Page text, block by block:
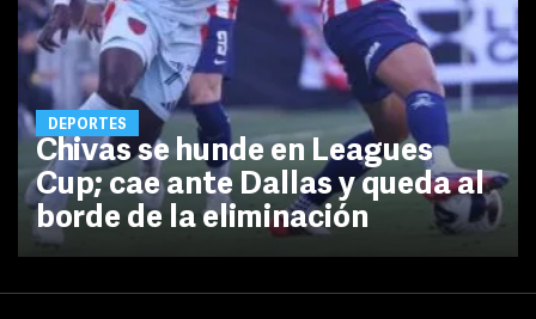
DEPORTES
Chivas se hunde en Leagues
Cup; cae ante Dallas y queda al
borde de la eliminación